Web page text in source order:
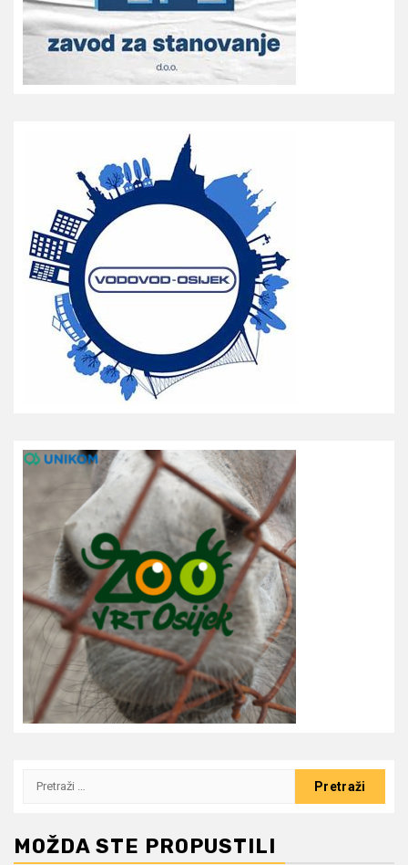
Pretraži:
MOŽDA STE PROPUSTILI